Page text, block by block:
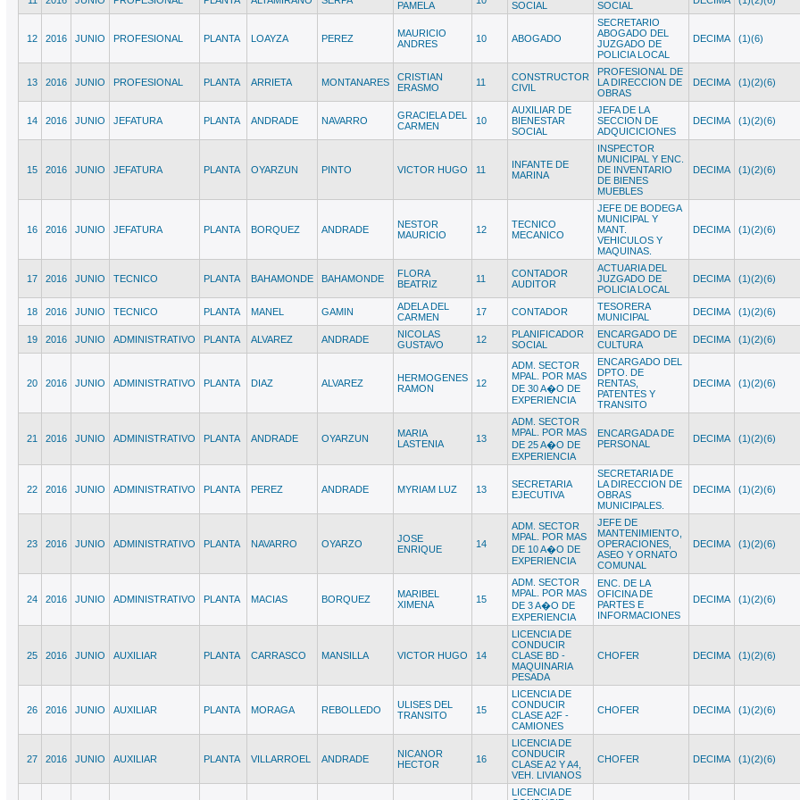
PAMELA SOCIAL SOCIAL
12 2016 JUNIO PROFESIONAL PLANTA LOAYZA PEREZ
MAURICIO
ANDRES
10 ABOGADO
SECRETARIO
ABOGADO DEL
JUZGADO DE
POLICIA LOCAL
DECIMA (1)(6)
13 2016 JUNIO PROFESIONAL PLANTA ARRIETA MONTANARES
CRISTIAN
ERASMO
11
CONSTRUCTOR
CIVIL
PROFESIONAL DE
LA DIRECCION DE
OBRAS
DECIMA (1)(2)(6)
14 2016 JUNIO JEFATURA PLANTA ANDRADE NAVARRO
GRACIELA DEL
CARMEN
10
AUXILIAR DE
BIENESTAR
SOCIAL
JEFA DE LA
SECCION DE
ADQUICICIONES
DECIMA (1)(2)(6)
15 2016 JUNIO JEFATURA PLANTA OYARZUN PINTO VICTOR HUGO 11
INFANTE DE
MARINA
INSPECTOR
MUNICIPAL Y ENC.
DE INVENTARIO
DE BIENES
MUEBLES
DECIMA (1)(2)(6)
16 2016 JUNIO JEFATURA PLANTA BORQUEZ ANDRADE
NESTOR
MAURICIO
12
TECNICO
MECANICO
JEFE DE BODEGA
MUNICIPAL Y
MANT.
VEHICULOS Y
MAQUINAS.
DECIMA (1)(2)(6)
17 2016 JUNIO TECNICO PLANTA BAHAMONDE BAHAMONDE
FLORA
BEATRIZ
11
CONTADOR
AUDITOR
ACTUARIA DEL
JUZGADO DE
POLICIA LOCAL
DECIMA (1)(2)(6)
18 2016 JUNIO TECNICO PLANTA MANEL GAMIN
ADELA DEL
CARMEN
17 CONTADOR
TESORERA
MUNICIPAL
DECIMA (1)(2)(6)
19 2016 JUNIO ADMINISTRATIVO PLANTA ALVAREZ ANDRADE
NICOLAS
GUSTAVO
12
PLANIFICADOR
SOCIAL
ENCARGADO DE
CULTURA
DECIMA (1)(2)(6)
20 2016 JUNIO ADMINISTRATIVO PLANTA DIAZ ALVAREZ
HERMOGENES
RAMON
12
ADM. SECTOR
MPAL. POR MAS
DE 30 A�O DE
EXPERIENCIA
ENCARGADO DEL
DPTO. DE
RENTAS,
PATENTES Y
TRANSITO
DECIMA (1)(2)(6)
21 2016 JUNIO ADMINISTRATIVO PLANTA ANDRADE OYARZUN
MARIA
LASTENIA
13
ADM. SECTOR
MPAL. POR MAS
DE 25 A�O DE
EXPERIENCIA
ENCARGADA DE
PERSONAL
DECIMA (1)(2)(6)
22 2016 JUNIO ADMINISTRATIVO PLANTA PEREZ ANDRADE MYRIAM LUZ 13
SECRETARIA
EJECUTIVA
SECRETARIA DE
LA DIRECCION DE
OBRAS
MUNICIPALES.
DECIMA (1)(2)(6)
23 2016 JUNIO ADMINISTRATIVO PLANTA NAVARRO OYARZO
JOSE
ENRIQUE
14
ADM. SECTOR
MPAL. POR MAS
DE 10 A�O DE
EXPERIENCIA
JEFE DE
MANTENIMIENTO,
OPERACIONES,
ASEO Y ORNATO
COMUNAL
DECIMA (1)(2)(6)
24 2016 JUNIO ADMINISTRATIVO PLANTA MACIAS BORQUEZ
MARIBEL
XIMENA
15
ADM. SECTOR
MPAL. POR MAS
DE 3 A�O DE
EXPERIENCIA
ENC. DE LA
OFICINA DE
PARTES E
INFORMACIONES
DECIMA (1)(2)(6)
25 2016 JUNIO AUXILIAR PLANTA CARRASCO MANSILLA VICTOR HUGO 14
LICENCIA DE
CONDUCIR
CLASE BD -
MAQUINARIA
PESADA
CHOFER DECIMA (1)(2)(6)
26 2016 JUNIO AUXILIAR PLANTA MORAGA REBOLLEDO
ULISES DEL
TRANSITO
15
LICENCIA DE
CONDUCIR
CLASE A2F -
CAMIONES
CHOFER DECIMA (1)(2)(6)
27 2016 JUNIO AUXILIAR PLANTA VILLARROEL ANDRADE
NICANOR
HECTOR
16
LICENCIA DE
CONDUCIR
CLASE A2 Y A4,
VEH. LIVIANOS
CHOFER DECIMA (1)(2)(6)
LICENCIA DE